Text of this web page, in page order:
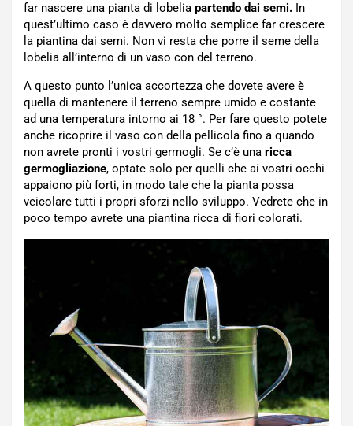
far nascere una pianta di lobelia partendo dai semi. In
quest’ultimo caso è davvero molto semplice far crescere
la piantina dai semi. Non vi resta che porre il seme della
lobelia all’interno di un vaso con del terreno.
A questo punto l’unica accortezza che dovete avere è
quella di mantenere il terreno sempre umido e costante
ad una temperatura intorno ai 18 °. Per fare questo potete
anche ricoprire il vaso con della pellicola fino a quando
non avrete pronti i vostri germogli. Se c’è una ricca
germogliazione, optate solo per quelli che ai vostri occhi
appaiono più forti, in modo tale che la pianta possa
veicolare tutti i propri sforzi nello sviluppo. Vedrete che in
poco tempo avrete una piantina ricca di fiori colorati.